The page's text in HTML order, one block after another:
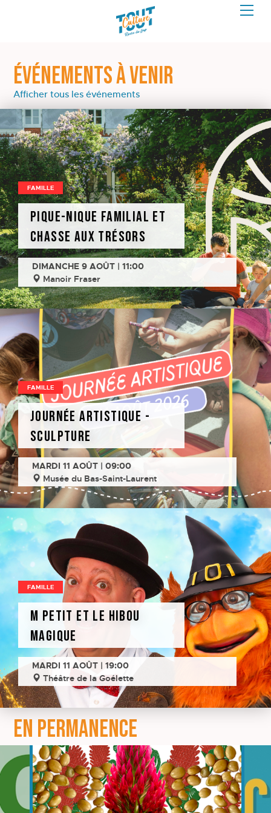
ÉVÉNEMENTS À VENIR
Afficher tous les événements
FAMILLE
Pique-nique familial et
chasse aux trésors
DIMANCHE 9 AOÛT | 11:00
Manoir Fraser
FAMILLE
Journée artistique -
Sculpture
MARDI 11 AOÛT | 09:00
Musée du Bas-Saint-Laurent
FAMILLE
M Petit et le hibou
magique
MARDI 11 AOÛT | 19:00
Théâtre de la Goélette
EN PERMANENCE